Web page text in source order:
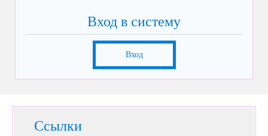
Вход в систему
Вход
Ссылки